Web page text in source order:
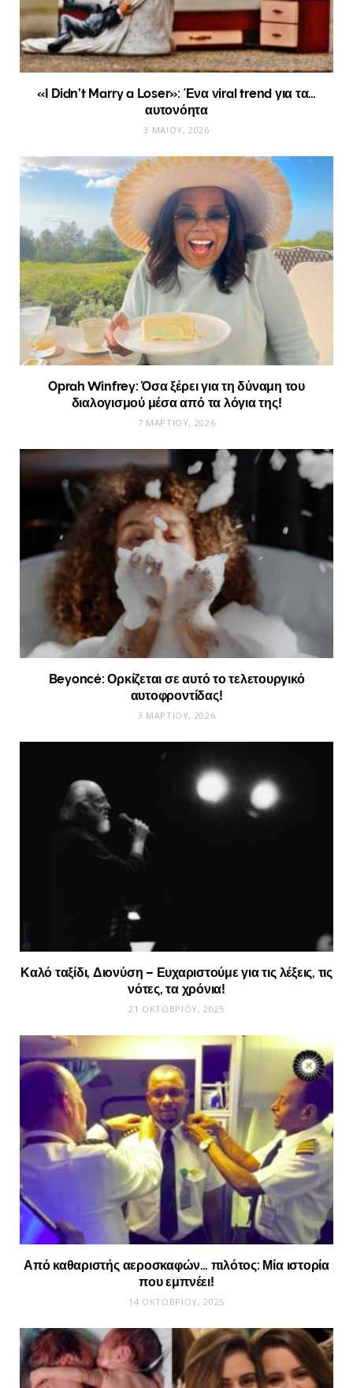
«I Didn’t Marry a Loser»: Ένα viral trend για τα…
αυτονόητα
3 ΜΑΪ́ΟΥ, 2026
Oprah Winfrey: Όσα ξέρει για τη δύναμη του
διαλογισμού μέσα από τα λόγια της!
7 ΜΑΡΤΊΟΥ, 2026
Beyoncé: Ορκίζεται σε αυτό το τελετουργικό
αυτοφροντίδας!
3 ΜΑΡΤΊΟΥ, 2026
Καλό ταξίδι, Διονύση – Ευχαριστούμε για τις λέξεις, τις
νότες, τα χρόνια!
21 ΟΚΤΩΒΡΊΟΥ, 2025
Από καθαριστής αεροσκαφών… πιλότος: Μία ιστορία
που εμπνέει!
14 ΟΚΤΩΒΡΊΟΥ, 2025